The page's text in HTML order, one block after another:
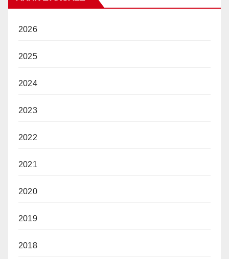
2026
2025
2024
2023
2022
2021
2020
2019
2018